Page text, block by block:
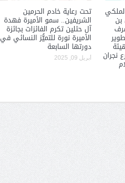
بن
نجران
تحت رعاية خادم الحرمين
الشريفين.. سمو الأميرة فهدة
آل حثلين تكرم الفائزات بجائزة
الأميرة نورة للتميُّز النسائي في
دورتها السابعة
أبريل 09, 2025
مسابقة المشيقح تعلن فرسان
النسخة الخامسة